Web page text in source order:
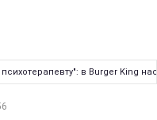
в Burger King